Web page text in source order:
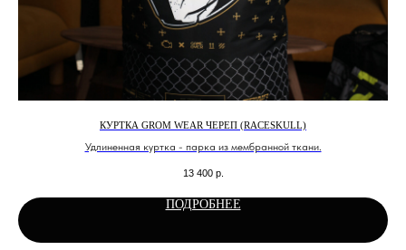
КУРТКА GROM WEAR ЧЕРЕП (RACESKULL)
Удлиненная куртка - парка из мембранной ткани.
13 400 р.
ПОДРОБНЕЕ